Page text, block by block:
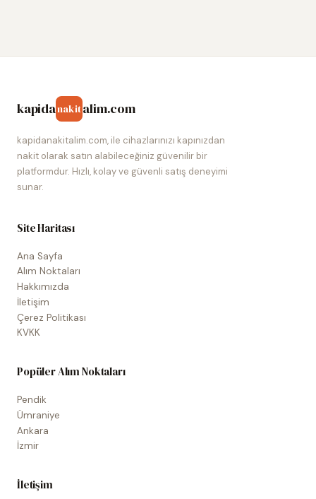
kapidanakitalim.com
kapidanakitalim.com, ile cihazlarınızı kapınızdan
nakit olarak satın alabileceğiniz güvenilir bir
platformdur. Hızlı, kolay ve güvenli satış deneyimi
sunar.
Site Haritası
Ana Sayfa
Alım Noktaları
Hakkımızda
İletişim
Çerez Politikası
KVKK
Popüler Alım Noktaları
Pendik
Ümraniye
Ankara
İzmir
İletişim